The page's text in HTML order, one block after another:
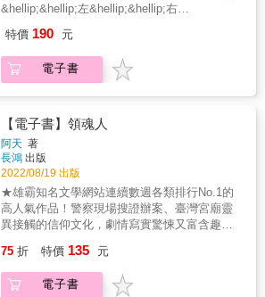
安婕，操縱鬼神，蓄意為之&hellip;&hellip;？ &
&copy;逢時 &
相，救回失蹤的女孩！ & 收錄《雨夫人》全
文、新年番外篇，並加寫新番外篇〈在那之後
樂股份有限公司（作者：路邊攤）
&hellip;&hellip;左&hellip;&hellip;右
人那裡&hellip;&hellip;」 & 來路不明的紙傘
上，繪有名為「雨夫人」的女子。 淒美的臉
龐、濺血般黑底紅點的和服，是雨天的索命信
學竟在當晚失蹤，隔天早上被發現陳屍在路邊
的水窪裡，神祕紙傘卻不翼而飛。 五年後，相
同的事件再次上演，一名女孩在失蹤前跟那把
紙傘一起被目擊到。子曜不希望五年前的悲劇
再次上演，於是和失蹤女孩的姊姊一起追查，
來到了當地盛行「雨夫人」怪談的佳元村。兩
人必須在下一場雨來臨前，揭開雨夫人的真
相，救回失蹤的女孩！ & 收錄《雨夫人》全
文、新年番外篇，並加寫新番外篇〈在那之後
樂股份有限公司（作者：路邊攤）
特價 190 元
電子書
【電子書】領魂人
阿天 著
長鴻 出版
2022/08/19 出版
★雄霸知名文學網站連續數週各類排行No.1的
高人氣作品！警察現場搜證辦案、臺灣宮廟靈
異接觸的信仰文化，劇情寫實驚悚又富含趣
★刑偵作家阿天＋人氣繪師橘子鹼，雙星搭檔
出擊：信不信由你，不論地上還地下，壞人終
將繩之以法！ ★逆子的野望，失明父親的祈
75 折 特價 135 元
電子書